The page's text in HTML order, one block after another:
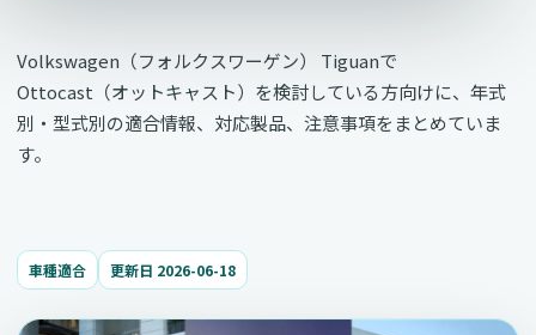
Volkswagen（フォルクスワーゲン） Tiguanで
Ottocast（オットキャスト）を検討している方向けに、年式
別・型式別の適合情報、対応製品、注意事項をまとめていま
す。
車種適合 更新日 2026-06-18